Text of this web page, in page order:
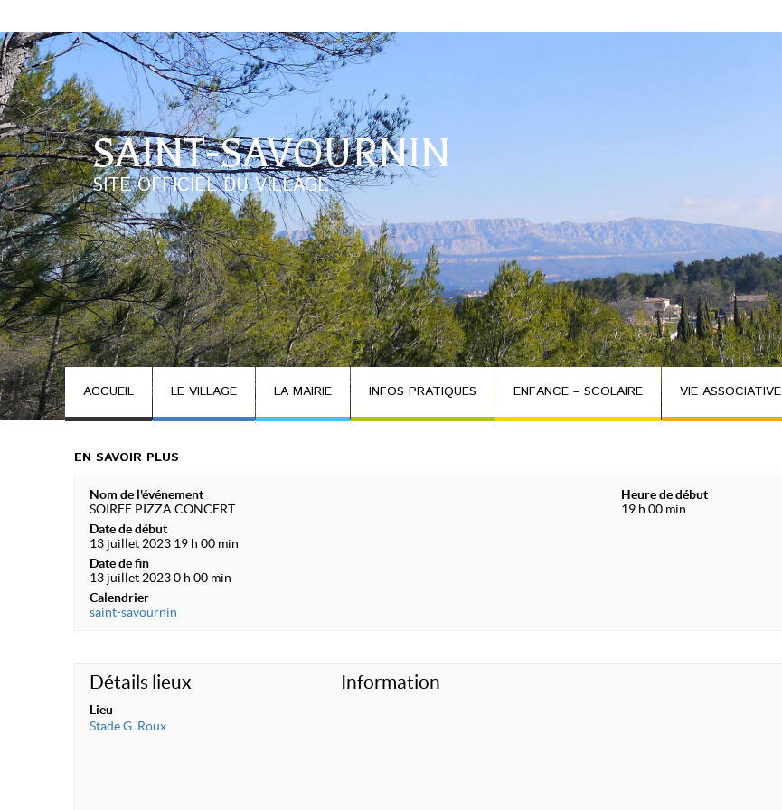
SAINT-SAVOURNIN
SITE OFFICIEL DU VILLAGE
ACCUEIL LE VILLAGE LA MAIRIE INFOS PRATIQUES ENFANCE – SCOLAIRE VIE ASSOCIATIVE
EN SAVOIR PLUS
Nom de l'événement
SOIREE PIZZA CONCERT
Date de début
13 juillet 2023 19 h 00 min
Date de fin
13 juillet 2023 0 h 00 min
Calendrier
saint-savournin
Heure de début
19 h 00 min
Détails lieux
Lieu
Stade G. Roux
Information